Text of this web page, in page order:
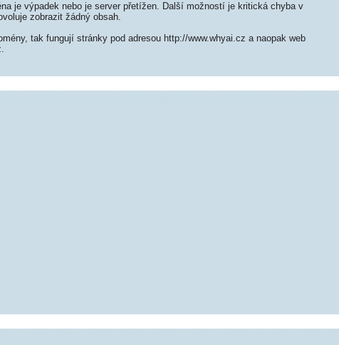
je výpadek nebo je server přetížen. Další možností je kritická chyba v
zobrazit žádný obsah.
tak fungují stránky pod adresou http://www.whyai.cz a naopak web